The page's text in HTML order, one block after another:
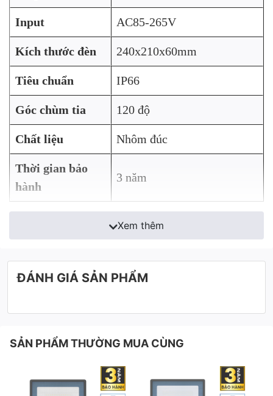
Input AC85-265V
Kích thước đèn 240x210x60mm
Tiêu chuẩn IP66
Góc chùm tia 120 độ
Chất liệu Nhôm đúc
Thời gian bảo
hành
3 năm
Xem thêm
ĐÁNH GIÁ SẢN PHẨM
SẢN PHẨM THƯỜNG MUA CÙNG